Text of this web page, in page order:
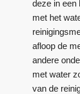
deze in een
met het
afloop de
andere
met water
van de